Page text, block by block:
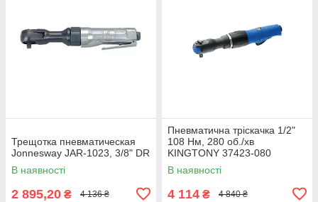
Трещотка пневматическая
Jonnesway JAR-1023, 3/8" DR
В наявності
2 895,20 ₴ 4 136 ₴
Пневматична тріскачка 1/2"
108 Нм, 280 об./хв
KINGTONY 37423-080
В наявності
4 114 ₴ 4 840 ₴